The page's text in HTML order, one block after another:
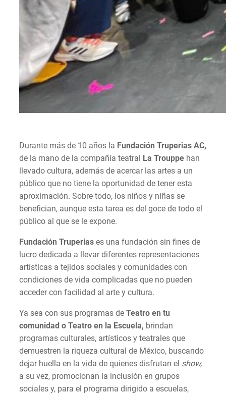
Durante más de 10 años la Fundación Truperias AC,
de la mano de la compañía teatral La Trouppe han
llevado cultura, además de acercar las artes a un
público que no tiene la oportunidad de tener esta
aproximación. Sobre todo, los niños y niñas se
benefician, aunque esta tarea es del goce de todo el
público al que se le expone.
Fundación Truperias es una fundación sin fines de
lucro dedicada a llevar diferentes representaciones
artísticas a tejidos sociales y comunidades con
condiciones de vida complicadas que no pueden
acceder con facilidad al arte y cultura.
Ya sea con sus programas de Teatro en tu
comunidad o Teatro en la Escuela, brindan
programas culturales, artísticos y teatrales que
demuestren la riqueza cultural de México, buscando
dejar huella en la vida de quienes disfrutan el show,
a su vez, promocionan la inclusión en grupos
sociales y, para el programa dirigido a escuelas,